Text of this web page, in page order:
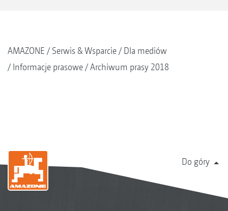
AMAZONE Serwis & Wsparcie
Dla mediów
Informacje prasowe
Archiwum prasy 2018
Do góry